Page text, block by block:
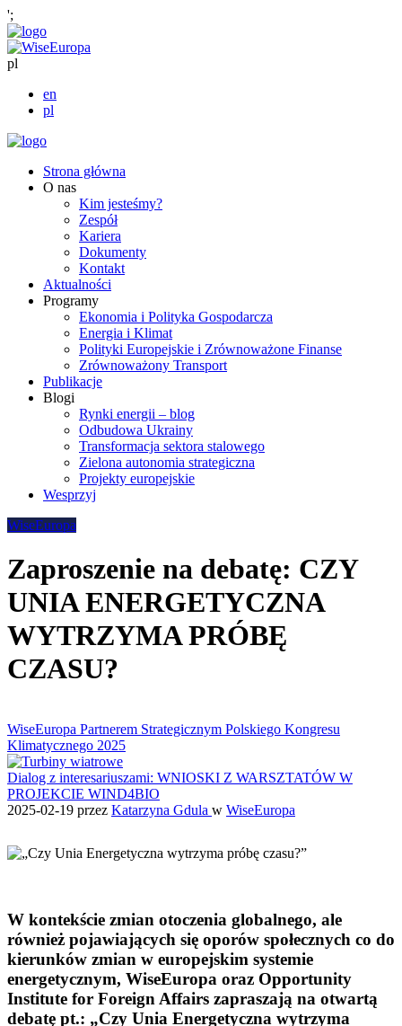
';
pl
en
pl
Strona główna
O nas
Kim jesteśmy?
Zespół
Kariera
Dokumenty
Kontakt
Aktualności
Programy
Ekonomia i Polityka Gospodarcza
Energia i Klimat
Polityki Europejskie i Zrównoważone Finanse
Zrównoważony Transport
Publikacje
Blogi
Rynki energii – blog
Odbudowa Ukrainy
Transformacja sektora stalowego
Zielona autonomia strategiczna
Projekty europejskie
Wesprzyj
WiseEuropa
Zaproszenie na debatę: CZY
UNIA ENERGETYCZNA
WYTRZYMA PRÓBĘ
CZASU?
WiseEuropa Partnerem Strategicznym Polskiego Kongresu
Klimatycznego 2025
Dialog z interesariuszami: WNIOSKI Z WARSZTATÓW W
PROJEKCIE WIND4BIO
2025-02-19 przez Katarzyna Gdula w WiseEuropa
W kontekście zmian otoczenia globalnego, ale
również pojawiających się oporów społecznych co do
kierunków zmian w europejskim systemie
energetycznym, WiseEuropa oraz Opportunity
Institute for Foreign Affairs zapraszają na otwartą
debatę pt.: „Czy Unia Energetyczna wytrzyma